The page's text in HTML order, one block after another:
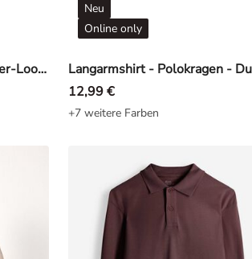
Langarmshirt - Double-Layer-Look - Dunkelgrau
Neu
Online only
12,99 €
+7 weitere Farben